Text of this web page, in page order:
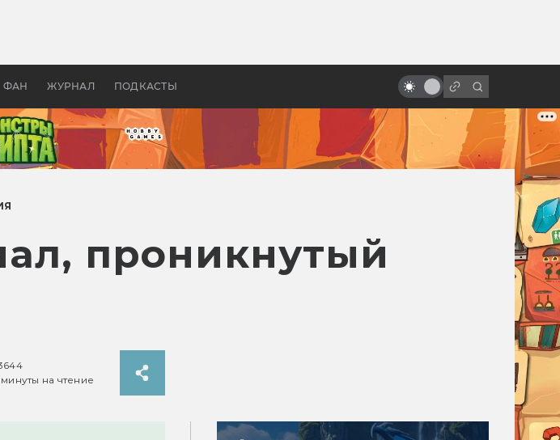
ФАН ЖУРНАЛ ПОДКАСТЫ
бы «Властелина колец»
спустя двадцать лет?
проникнутый
на чтение